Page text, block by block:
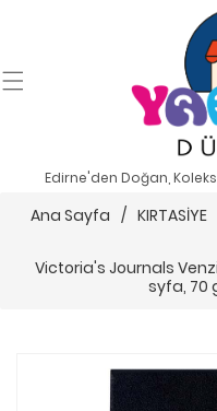
Edirne'den Doğan,
Ana Sayfa / KIRTASİYE
Victoria's Journals
syfa, 70